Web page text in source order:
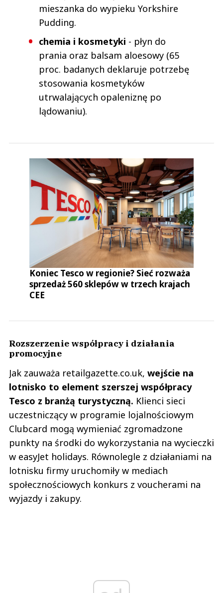
mieszanka do wypieku Yorkshire
Pudding.
chemia i kosmetyki - płyn do
prania oraz balsam aloesowy (65
proc. badanych deklaruje potrzebę
stosowania kosmetyków
utrwalających opaleniznę po
lądowaniu).
Koniec Tesco w regionie? Sieć rozważa
sprzedaż 560 sklepów w trzech krajach
CEE
Rozszerzenie współpracy i działania
promocyjne
Jak zauważa retailgazette.co.uk, wejście na
lotnisko to element szerszej współpracy
Tesco z branżą turystyczną. Klienci sieci
uczestniczący w programie lojalnościowym
Clubcard mogą wymieniać zgromadzone
punkty na środki do wykorzystania na wycieczki
w easyJet holidays. Równolegle z działaniami na
lotnisku firmy uruchomiły w mediach
społecznościowych konkurs z voucherami na
wyjazdy i zakupy.